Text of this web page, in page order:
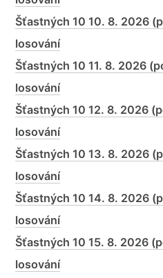
Šťastných 10 10. 8. 2026
losování
Šťastných 10 11. 8. 2026
losování
Šťastných 10 12. 8. 2026
losování
Šťastných 10 13. 8. 2026
losování
Šťastných 10 14. 8. 2026
losování
Šťastných 10 15. 8. 2026
losování